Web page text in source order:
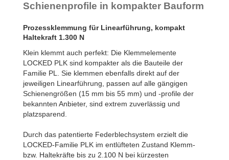
PLK55-2-4B
Schienenprofile in kompakter Bauform
Prozessklemmung für Linearführung, kompakt
Haltekraft 1.300 N
Klein klemmt auch perfekt: Die Klemmelemente
LOCKED PLK sind kompakter als die Bauteile der
Familie PL. Sie klemmen ebenfalls direkt auf der
jeweiligen Linearführung, passen auf alle gängigen
Schienengrößen (15 mm bis 55 mm) und -profile der
bekannten Anbieter, sind extrem zuverlässig und
platzsparend.
Durch das patentierte Federblechsystem erzielt die
LOCKED-Familie PLK im entlüfteten Zustand Klemm-
bzw. Haltekräfte bis zu 2.100 N bei kürzesten